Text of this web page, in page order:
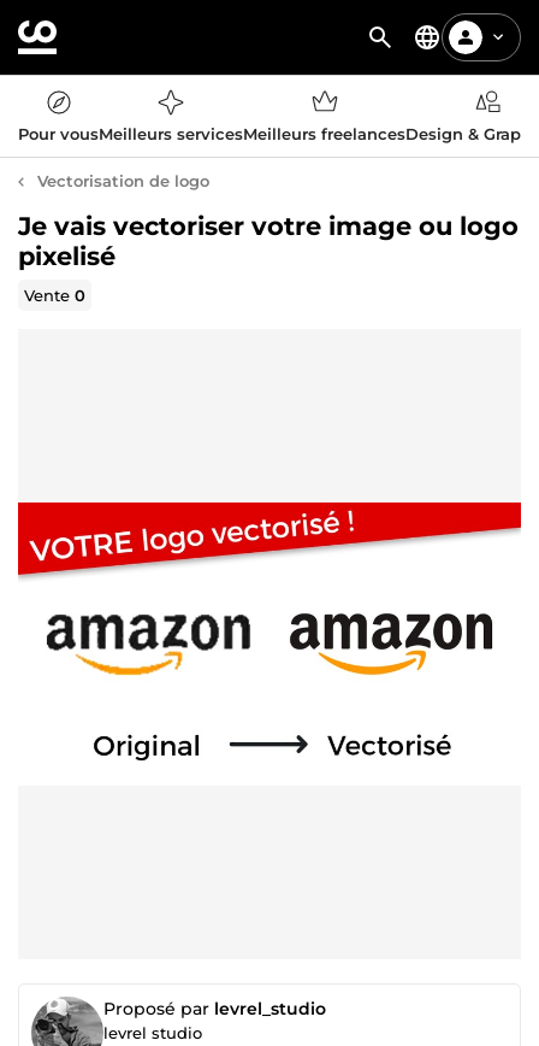
Pour vousMeilleurs servicesMeilleurs freelancesDesign &
Vectorisation de logo
Je vais vectoriser votre image ou logo
pixelisé
Vente0
Proposé par levrel_studio
levrel studio